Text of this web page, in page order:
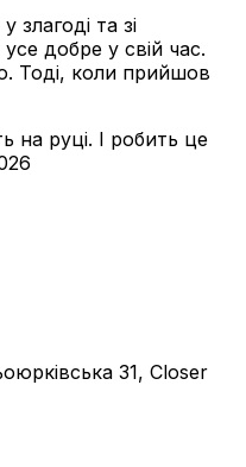
та зі
добре у свій час.
Тоді, коли прийшов
на руці. І робить це
31, Closer